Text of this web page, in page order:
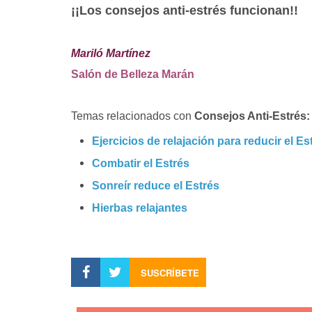
¡¡Los consejos anti-estrés funcionan!!
Mariló Martínez
Salón de Belleza Marán
Temas relacionados con Consejos Anti-Estrés:
Ejercicios de relajación para reducir el
Combatir el Estrés
Sonreír reduce el Estrés
Hierbas relajantes
SUSCRÍBETE